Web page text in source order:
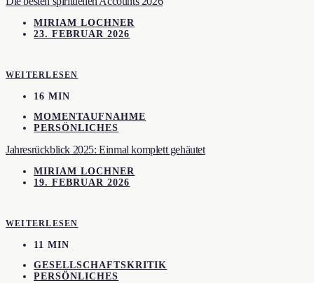
MIRIAM LOCHNER
23. FEBRUAR 2026
WEITERLESEN
16 MIN
MOMENTAUFNAHME
PERSÖNLICHES
Jahresrückblick 2025: Einmal komplett gehäutet
MIRIAM LOCHNER
19. FEBRUAR 2026
WEITERLESEN
11 MIN
GESELLSCHAFTSKRITIK
PERSÖNLICHES